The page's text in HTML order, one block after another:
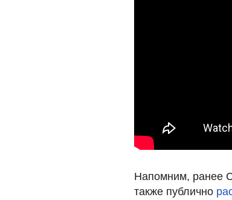
Напомним, ранее
также публично